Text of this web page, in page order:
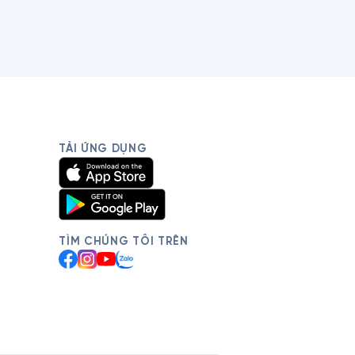
TẢI ỨNG DỤNG
TÌM CHÚNG TÔI TRÊN
Facebook
Instagram
YouTube
Zalo